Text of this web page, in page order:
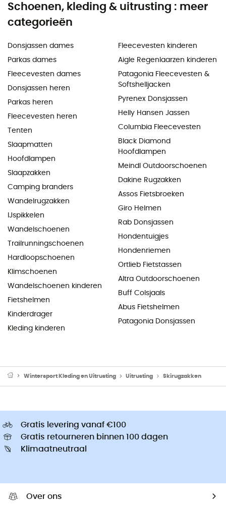
Schoenen, kleding & uitrusting : meer
categorieën
Donsjassen dames
Parkas dames
Fleecevesten dames
Donsjassen heren
Parkas heren
Fleecevesten heren
Tenten
Slaapmatten
Hoofdlampen
Slaapzakken
Camping branders
Wandelrugzakken
IJspikkelen
Wandelschoenen
Trailrunningschoenen
Hardloopschoenen
Klimschoenen
Wandelschoenen kinderen
Fietshelmen
Kinderdrager
Kleding kinderen
Fleecevesten kinderen
Aigle Regenlaarzen kinderen
Patagonia Fleecevesten &
Softshelljacken
Pyrenex Donsjassen
Helly Hansen Jassen
Columbia Fleecevesten
Black Diamond
Hoofdlampen
Meindl Outdoorschoenen
Dakine Rugzakken
Assos Fietsbroeken
Giro Helmen
Rab Donsjassen
Hondentuigjes
Hondenriemen
Ortlieb Fietstassen
Altra Outdoorschoenen
Buff Colsjaals
Abus Fietshelmen
Patagonia Donsjassen
Wintersport Kleding en Uitrusting Uitrusting Skirugzakken
Gratis levering vanaf €100
Gratis retourneren binnen 100 dagen
Klimaatneutraal
Over ons